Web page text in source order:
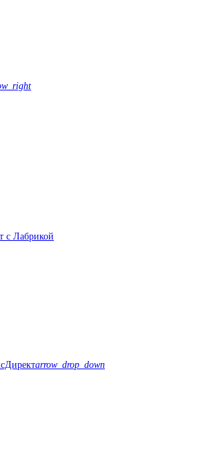
с Лабрикой
arrow_drop_down